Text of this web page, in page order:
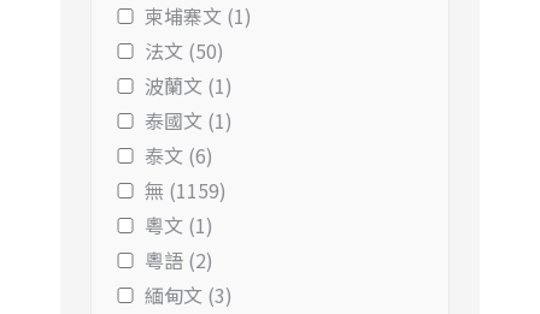
柬埔寨文 (1)
法文 (50)
波蘭文 (1)
泰國文 (1)
泰文 (6)
無 (1159)
粵文 (1)
粵語 (2)
緬甸文 (3)